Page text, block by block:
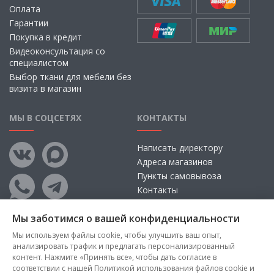
Оплата
Гарантии
Покупка в кредит
Видеоконсультация со
специалистом
Выбор ткани для мебели без
визита в магазин
МЫ В СОЦСЕТЯХ КОНТАКТЫ
Написать директору
Адреса магазинов
Пункты самовывоза
Контакты
Мы заботимся о вашей конфиденциальности
Мы используем файлы cookie, чтобы улучшить ваш опыт,
анализировать трафик и предлагать персонализированный
контент. Нажмите «Принять все», чтобы дать согласие в
соответствии с нашей Политикой использования файлов cookie и